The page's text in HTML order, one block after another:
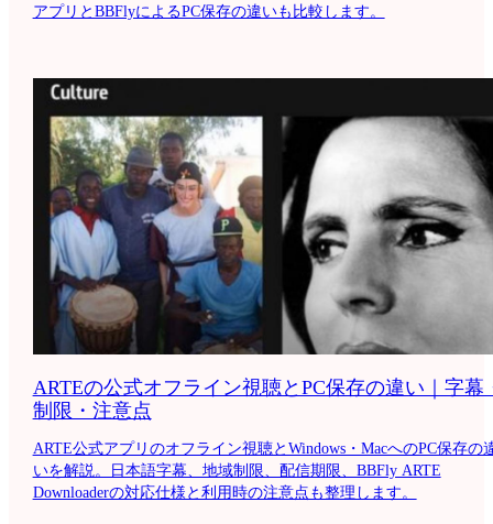
アプリとBBFlyによるPC保存の違いも比較します。
ARTEの公式オフライン視聴とPC保存の違い｜字幕
制限・注意点
ARTE公式アプリのオフライン視聴とWindows・MacへのPC保存の
いを解説。日本語字幕、地域制限、配信期限、BBFly ARTE
Downloaderの対応仕様と利用時の注意点も整理します。